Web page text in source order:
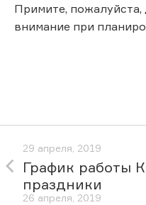
Примите,
внимание при
29 апреля, 2019
График работы
праздники
26 апреля, 2019